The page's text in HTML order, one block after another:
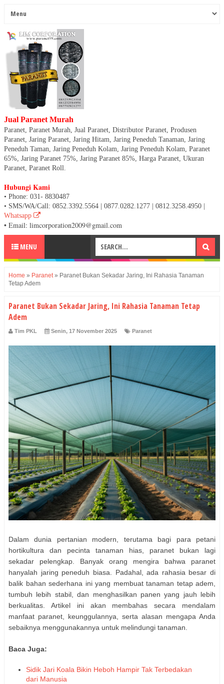
Jual Paranet Murah
Paranet, Paranet Murah, Jual Paranet, Distributor Paranet, Produsen
Paranet, Jaring Paranet, Jaring Hitam, Jaring Peneduh Tanaman, Jaring
Peneduh Taman, Jaring Peneduh Kolam, Jaring Peneduh Kolam, Paranet
65%, Jaring Paranet 75%, Jaring Paranet 85%, Harga Paranet, Ukuran
Paranet, Paranet Roll.
Hubungi Kami
• Phone: 031- 8830487
• SMS/WA/Call: 0852.3392.5564 | 0877.0282.1277 | 0812.3258.4950 |
Whatsapp
• Email: limcorporation2009@gmail.com
MENU
Home » Paranet» Paranet Bukan Sekadar Jaring, Ini Rahasia Tanaman
Tetap Adem
Paranet Bukan Sekadar Jaring, Ini Rahasia Tanaman Tetap
Adem
Tim PKL Senin, 17 November 2025 Paranet
Dalam dunia pertanian modern, terutama bagi para petani
hortikultura dan pecinta tanaman hias, paranet bukan lagi
sekadar pelengkap. Banyak orang mengira bahwa paranet
hanyalah jaring peneduh biasa. Padahal, ada rahasia besar di
balik bahan sederhana ini yang membuat tanaman tetap adem,
tumbuh lebih stabil, dan menghasilkan panen yang jauh lebih
berkualitas. Artikel ini akan membahas secara mendalam
manfaat paranet, keunggulannya, serta alasan mengapa Anda
sebaiknya menggunakannya untuk melindungi tanaman.
Baca Juga:
Sidik Jari Koala Bikin Heboh Hampir Tak Terbedakan
dari Manusia